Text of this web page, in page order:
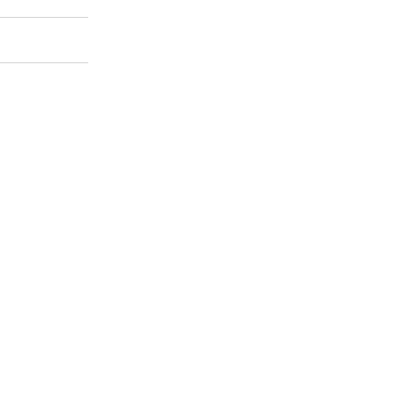
DEL COSTURERAZO: “ENTRE MATES Y MÁQUINAS”
NUEVA TARDECITA DE BOLICHE LLENA DE ALEGRÍA Y